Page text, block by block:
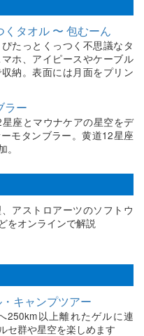
タオル 〜 包むーん
たっとくっつく不思議なタ
ホ、アイピースやケーブル
納。表面には月面をプリン
ラー
星座とマウナケアの星空をデ
モタンブラー。黄道12星座
アストロアーツのソフトウ
をオンラインで解説
キャンプツアー
250km以上離れたゲルに連
セ群や星空を楽しめます